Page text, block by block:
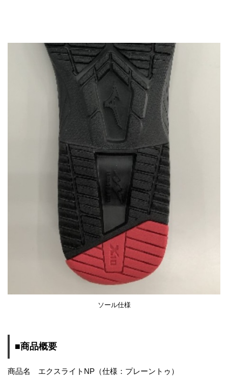
ソール仕様
■商品概要
商品名 エクスライトNP（仕様：プレーントゥ）